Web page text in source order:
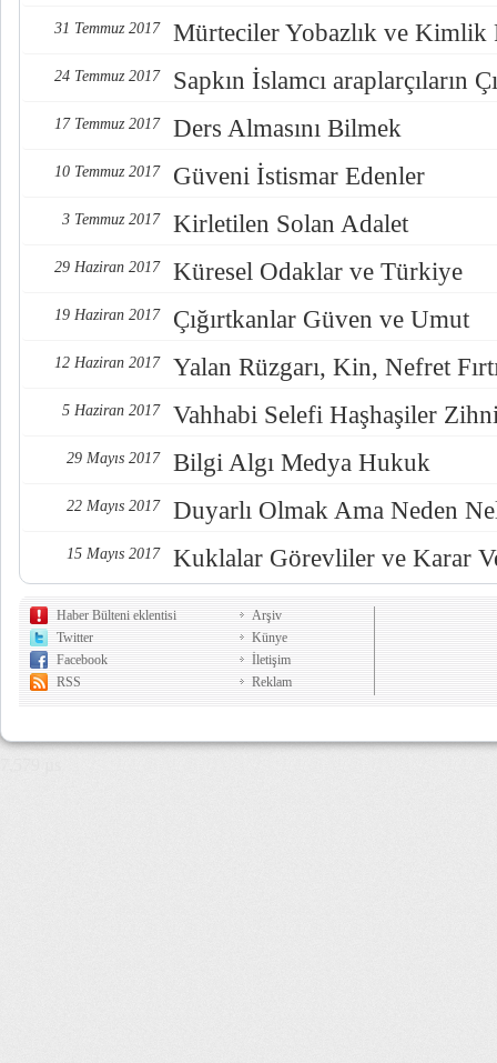
31 Temmuz 2017 Mürteciler Yobazlık ve Kimlik
24 Temmuz 2017 Sapkın İslamcı araplarçıların
17 Temmuz 2017 Ders Almasını Bilmek
10 Temmuz 2017 Güveni İstismar Edenler
3 Temmuz 2017 Kirletilen Solan Adalet
29 Haziran 2017 Küresel Odaklar ve Türkiye
19 Haziran 2017 Çığırtkanlar Güven ve Umut
12 Haziran 2017 Yalan Rüzgarı, Kin, Nefret
5 Haziran 2017 Vahhabi Selefi Haşhaşiler
29 Mayıs 2017 Bilgi Algı Medya Hukuk
22 Mayıs 2017 Duyarlı Olmak Ama Neden
15 Mayıs 2017 Kuklalar Görevliler ve Karar
Haber Bülteni eklentisi
Twitter
Facebook
RSS
Arşiv
Künye
İletişim
Reklam